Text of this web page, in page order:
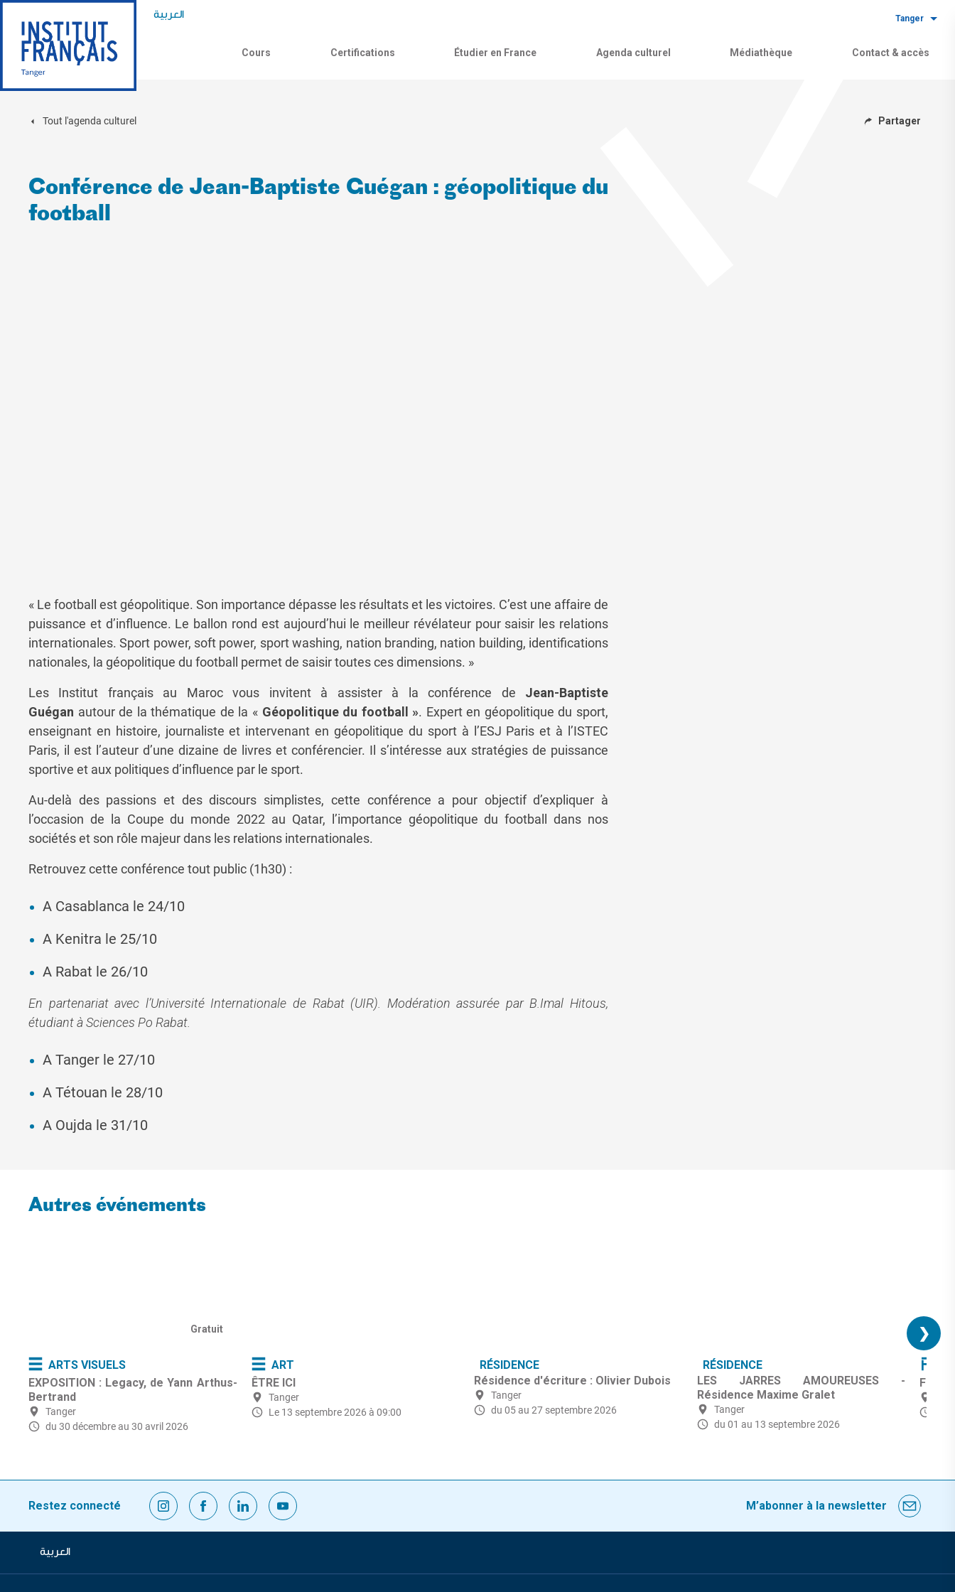
العربية Tanger
Cours Certifications Étudier en France Agenda culturel Médiathèque Contact & accès
Tout l'agenda culturel Partager
Conférence de Jean-Baptiste Guégan : géopolitique du
football
« Le football est géopolitique. Son importance dépasse les résultats et les victoires. C’est une affaire de
puissance et d’influence. Le ballon rond est aujourd’hui le meilleur révélateur pour saisir les relations
internationales. Sport power, soft power, sport washing, nation branding, nation building, identifications
nationales, la géopolitique du football permet de saisir toutes ces dimensions. »
Les Institut français au Maroc vous invitent à assister à la conférence de Jean-Baptiste
Guégan autour de la thématique de la « Géopolitique du football ». Expert en géopolitique du sport,
enseignant en histoire, journaliste et intervenant en géopolitique du sport à l’ESJ Paris et à l’ISTEC
Paris, il est l’auteur d’une dizaine de livres et conférencier. Il s’intéresse aux stratégies de puissance
sportive et aux politiques d’influence par le sport.
Au-delà des passions et des discours simplistes, cette conférence a pour objectif d’expliquer à
l’occasion de la Coupe du monde 2022 au Qatar, l’importance géopolitique du football dans nos
sociétés et son rôle majeur dans les relations internationales.
Retrouvez cette conférence tout public (1h30) :
A Casablanca le 24/10
A Kenitra le 25/10
A Rabat le 26/10
En partenariat avec l’Université Internationale de Rabat (UIR). Modération assurée par B.Imal Hitous,
étudiant à Sciences Po Rabat.
A Tanger le 27/10
A Tétouan le 28/10
A Oujda le 31/10
Autres événements
Gratuit
ARTS VISUELS
EXPOSITION : Legacy, de Yann Arthus-
Bertrand
Tanger
du 30 décembreau 30 avril 2026
ART
ÊTRE ICI
Tanger
Le 13 septembre 2026 à 09:00
RÉSIDENCE
Résidence d'écriture : Olivier Dubois
Tanger
du 05 au 27 septembre 2026
RÉSIDENCE
LES JARRES AMOUREUSES -
Résidence Maxime Gralet
Tanger
du 01 au 13 septembre 2026
❯
Restez connecté M’abonner à la newsletter
العربية